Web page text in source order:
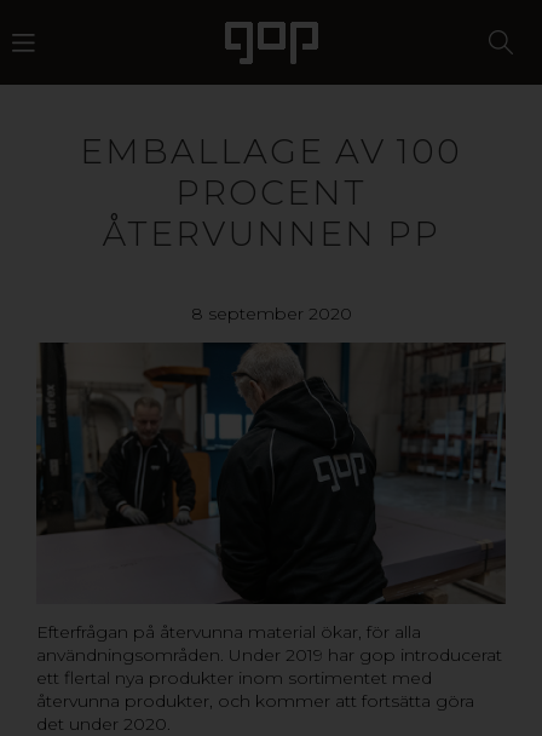
EMBALLAGE AV 100
PROCENT
ÅTERVUNNEN PP
8 september 2020
Efterfrågan på återvunna material ökar, för alla
användningsområden. Under 2019 har gop introducerat
ett flertal nya produkter inom sortimentet med
återvunna produkter, och kommer att fortsätta göra
det under 2020.